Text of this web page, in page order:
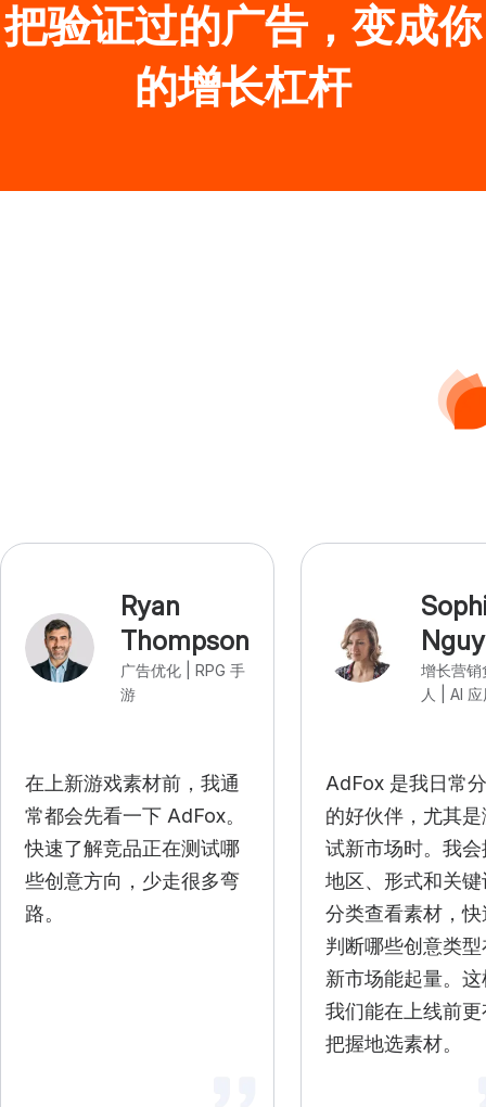
把验证过的广告，变成你
的增长杠杆
Ryan
Thompson
广告优化 | RPG 手
游
在上新游戏素材前，我通
常都会先看一下 AdFox。
快速了解竞品正在测试哪
些创意方向，少走很多弯
路。
增长营销
人 | AI
AdFox 是我日常
的好伙伴，尤其是
试新市场时。我会
地区、形式和关键
分类查看素材，快
判断哪些创意类型
新市场能起量。这
我们能在上线前更
把握地选素材。